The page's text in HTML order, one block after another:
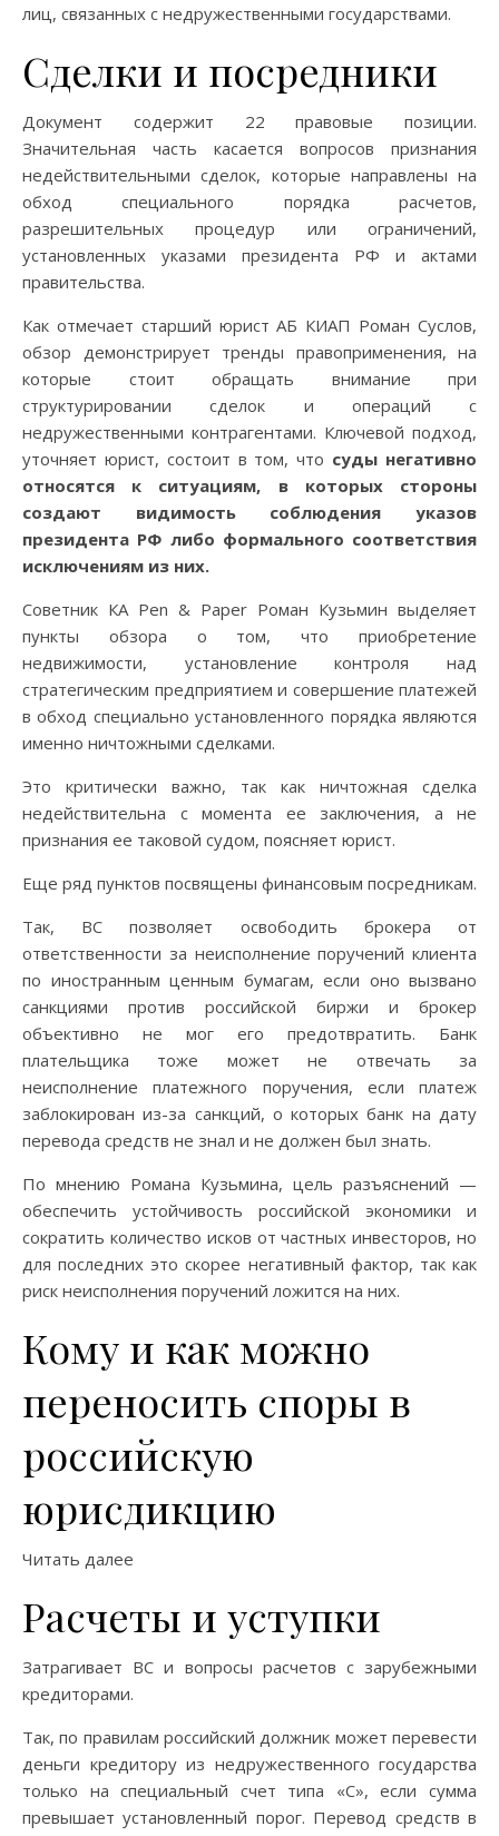
лиц, связанных с недружественными государствами.
Сделки и посредники
Документ содержит 22 правовые позиции.
Значительная часть касается вопросов признания
недействительными сделок, которые направлены на
обход специального порядка расчетов,
разрешительных процедур или ограничений,
установленных указами президента РФ и актами
правительства.
Как отмечает старший юрист АБ КИАП Роман Суслов,
обзор демонстрирует тренды правоприменения, на
которые стоит обращать внимание при
структурировании сделок и операций с
недружественными контрагентами. Ключевой подход,
уточняет юрист, состоит в том, что суды негативно
относятся к ситуациям, в которых стороны
создают видимость соблюдения указов
президента РФ либо формального соответствия
исключениям из них.
Советник КА Pen & Paper Роман Кузьмин выделяет
пункты обзора о том, что приобретение
недвижимости, установление контроля над
стратегическим предприятием и совершение платежей
в обход специально установленного порядка являются
именно ничтожными сделками.
Это критически важно, так как ничтожная сделка
недействительна с момента ее заключения, а не
признания ее таковой судом, поясняет юрист.
Еще ряд пунктов посвящены финансовым посредникам.
Так, ВС позволяет освободить брокера от
ответственности за неисполнение поручений клиента
по иностранным ценным бумагам, если оно вызвано
санкциями против российской биржи и брокер
объективно не мог его предотвратить. Банк
плательщика тоже может не отвечать за
неисполнение платежного поручения, если платеж
заблокирован из-за санкций, о которых банк на дату
перевода средств не знал и не должен был знать.
По мнению Романа Кузьмина, цель разъяснений —
обеспечить устойчивость российской экономики и
сократить количество исков от частных инвесторов, но
для последних это скорее негативный фактор, так как
риск неисполнения поручений ложится на них.
Кому и как можно
переносить споры в
российскую
юрисдикцию
Читать далее
Расчеты и уступки
Затрагивает ВС и вопросы расчетов с зарубежными
кредиторами.
Так, по правилам российский должник может перевести
деньги кредитору из недружественного государства
только на специальный счет типа «С», если сумма
превышает установленный порог. Перевод средств в